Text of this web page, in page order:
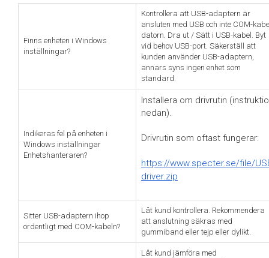
Finns enheten i Windows
inställningar?
Kontrollera att USB-adaptern är
ansluten med USB och inte COM-
datorn. Dra ut / Sätt i USB-kabel. Byt
vid behov USB-port. Säkerställ att
kunden använder USB-adaptern,
annars syns ingen enhet som
standard.
Indikeras fel på enheten i
Windows inställningar
Enhetshanteraren?
Installera om drivrutin
nedan).
Drivrutin som oftast fungerar:
https://www.specter.se/file/
driver.zip
Sitter USB-adaptern ihop
ordentligt med COM-kabeln?
Låt kund kontrollera. Rekommendera
att anslutning säkras med
gummiband eller tejp eller dylikt.
Låt kund jämföra med